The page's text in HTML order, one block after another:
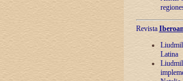
Revista
Latina